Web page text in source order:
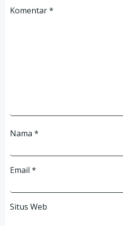
Komentar*
Nama *
Email *
Situs Web